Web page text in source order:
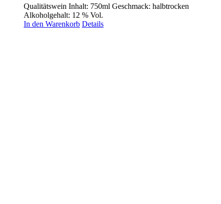
Qualitätswein Inhalt: 750ml Geschmack: halbtrocken
Alkoholgehalt: 12 % Vol.
In den Warenkorb Details